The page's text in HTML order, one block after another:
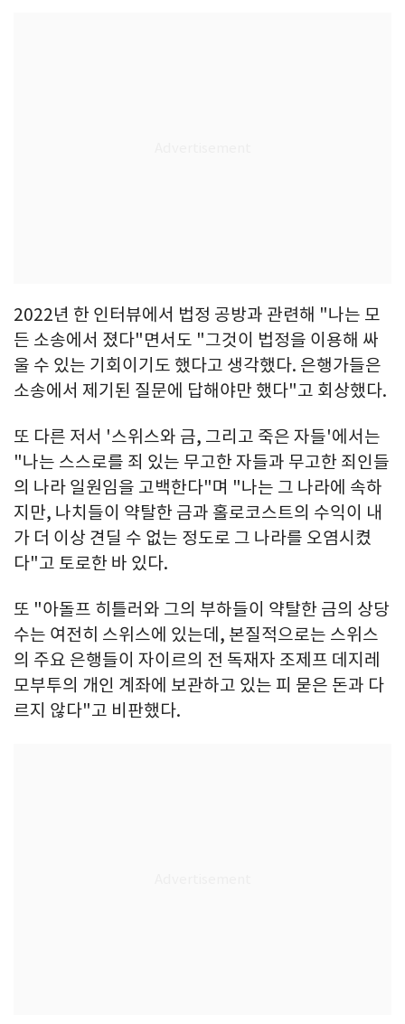
2022년 한 인터뷰에서 법정 공방과 관련해 "나는 모
든 소송에서 졌다"면서도 "그것이 법정을 이용해 싸
울 수 있는 기회이기도 했다고 생각했다. 은행가들은
소송에서 제기된 질문에 답해야만 했다"고 회상했다.
또 다른 저서 '스위스와 금, 그리고 죽은 자들'에서는
"나는 스스로를 죄 있는 무고한 자들과 무고한 죄인들
의 나라 일원임을 고백한다"며 "나는 그 나라에 속하
지만, 나치들이 약탈한 금과 홀로코스트의 수익이 내
가 더 이상 견딜 수 없는 정도로 그 나라를 오염시켰
다"고 토로한 바 있다.
또 "아돌프 히틀러와 그의 부하들이 약탈한 금의 상당
수는 여전히 스위스에 있는데, 본질적으로는 스위스
의 주요 은행들이 자이르의 전 독재자 조제프 데지레
모부투의 개인 계좌에 보관하고 있는 피 묻은 돈과 다
르지 않다"고 비판했다.